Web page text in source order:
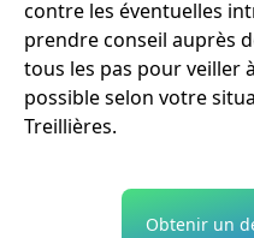
contre les éventuelles
prendre conseil auprès
tous les pas pour veiller
possible selon votre
Treillières.
Obtenir un